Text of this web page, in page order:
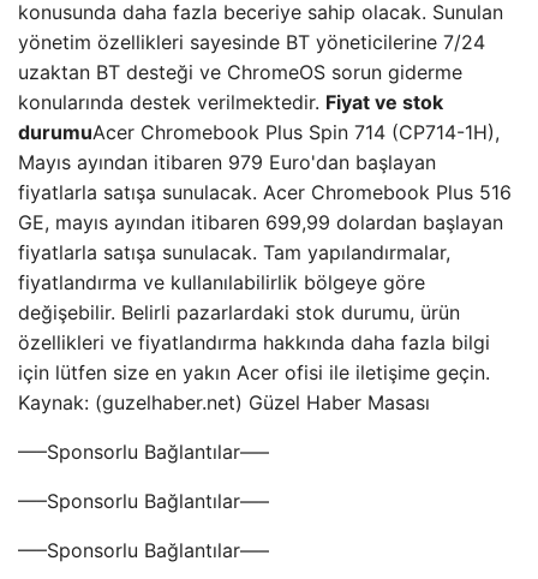
konusunda daha fazla beceriye sahip olacak. Sunulan
yönetim özellikleri sayesinde BT yöneticilerine 7/24
uzaktan BT desteği ve ChromeOS sorun giderme
konularında destek verilmektedir. Fiyat ve stok
durumuAcer Chromebook Plus Spin 714 (CP714-1H),
Mayıs ayından itibaren 979 Euro'dan başlayan
fiyatlarla satışa sunulacak. Acer Chromebook Plus 516
GE, mayıs ayından itibaren 699,99 dolardan başlayan
fiyatlarla satışa sunulacak. Tam yapılandırmalar,
fiyatlandırma ve kullanılabilirlik bölgeye göre
değişebilir. Belirli pazarlardaki stok durumu, ürün
özellikleri ve fiyatlandırma hakkında daha fazla bilgi
için lütfen size en yakın Acer ofisi ile iletişime geçin.
Kaynak: (guzelhaber.net) Güzel Haber Masası
—–Sponsorlu Bağlantılar—–
—–Sponsorlu Bağlantılar—–
—–Sponsorlu Bağlantılar—–